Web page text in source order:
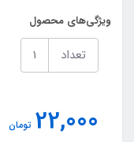
ویژگی‌های محصول
تعداد
22,000 تومان